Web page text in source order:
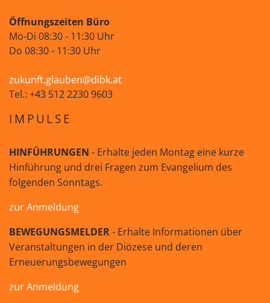
Öffnungszeiten Büro
Mo-Di 08:30 - 11:30 Uhr
Do 08:30 - 11:30 Uhr
zukunft.glauben@dibk.at
Tel.: +43 512 2230 9603
IMPULSE
HINFÜHRUNGEN - Erhalte jeden Montag eine kurze
Hinführung und drei Fragen zum Evangelium des
folgenden Sonntags.
zur Anmeldung
BEWEGUNGSMELDER- Erhalte Informationen über
Veranstaltungen in der Diözese und deren
Erneuerungsbewegungen
zur Anmeldung